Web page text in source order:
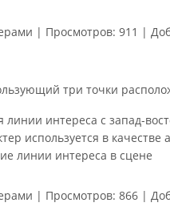
| Просмотров: 911 |
три точки
интереса с запад-
используется в качестве
линии интереса в сцене
| Просмотров: 866 |